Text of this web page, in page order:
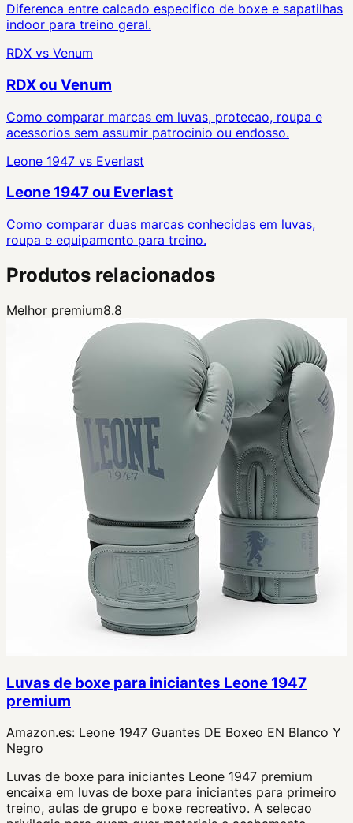
Diferenca entre calcado especifico de boxe e sapatilhas
indoor para treino geral.
RDX vs Venum
RDX ou Venum
Como comparar marcas em luvas, protecao, roupa e
acessorios sem assumir patrocinio ou endosso.
Leone 1947 vs Everlast
Leone 1947 ou Everlast
Como comparar duas marcas conhecidas em luvas,
roupa e equipamento para treino.
Produtos relacionados
Melhor premium8.8
Luvas de boxe para iniciantes Leone 1947
premium
Amazon.es: Leone 1947 Guantes DE Boxeo EN Blanco Y
Negro
Luvas de boxe para iniciantes Leone 1947 premium
encaixa em luvas de boxe para iniciantes para primeiro
treino, aulas de grupo e boxe recreativo. A selecao